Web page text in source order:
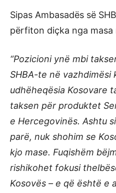
Sipas Ambasadës së
përfiton diçka nga masa
“Pozicioni ynë mbi
SHBA-te në vazhdimësi
udhëheqësia Kosovare
taksen për produktet
e Hercegovinës. Ashtu
parë, nuk shohim se
kjo mase. Fuqishëm
rishikohet fokusi
Kosovës – e që është e